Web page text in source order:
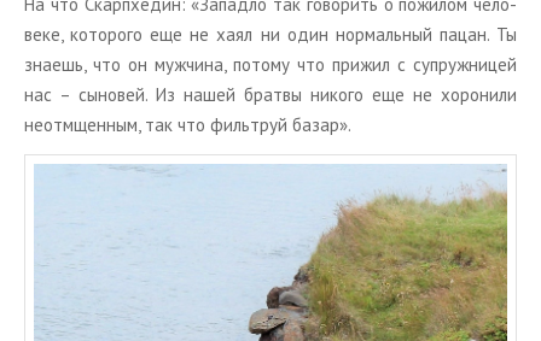
ве­ке, ко­то­ро­го еще не хаял ни один нор­маль­ный пацан. Ты
зна­ешь, что он муж­чи­на, по­то­му что при­жил с су­пруж­ни­цей
нас – сы­но­вей. Из нашей брат­вы ни­ко­го еще не хо­ро­ни­ли
неот­мщен­ным, так что филь­труй базар».